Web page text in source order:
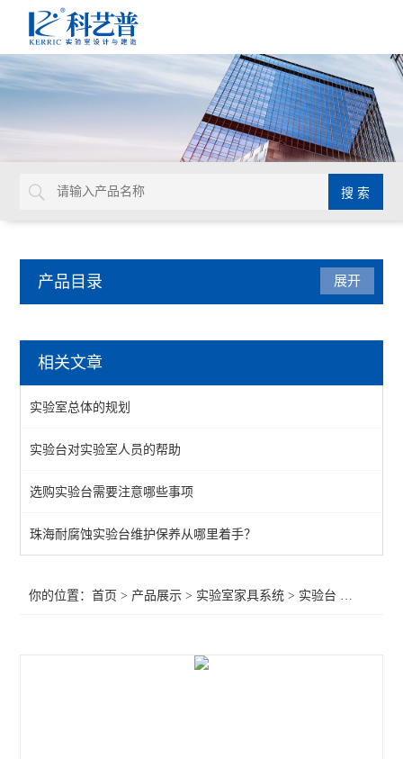
产品目录
实验台
通风柜
实验室高柜
查看全部 >>
展开
相关文章
实验室总体的规划
实验台对实验室人员的帮助
选购实验台需要注意哪些事项
珠海耐腐蚀实验台维护保养从哪里着手？
你的位置：首页 > 产品展示 > 实验室家具系统 > 实验台